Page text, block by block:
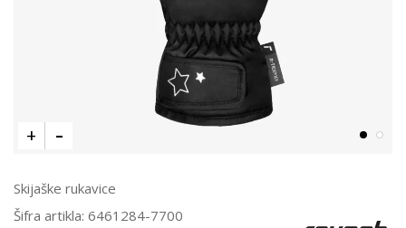
Skijaške rukavice
Šifra artikla: 6461284-7700